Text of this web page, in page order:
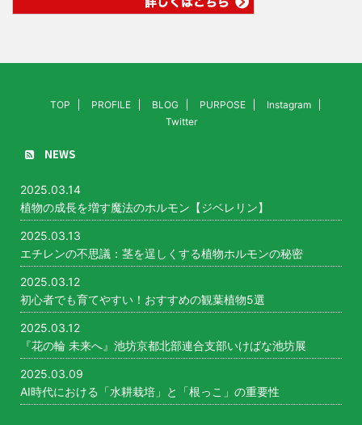
TOP PROFILE BLOG PURPOSE
Instagram
Twitter
NEWS
2025.03.14
植物の成長を増す魔法のホルモン【ジベレリン】
2025.03.13
エチレンの不思議：茎を逞しくする植物ホルモンの秘密
2025.03.12
初心者でも育てやすい！おすすめの観葉植物5選
2025.03.12
『花の輪 未来へ』池坊京都北部連合支部いけばな池坊展
2025.03.09
AI時代における「水耕栽培」と「根っこ」の重要性